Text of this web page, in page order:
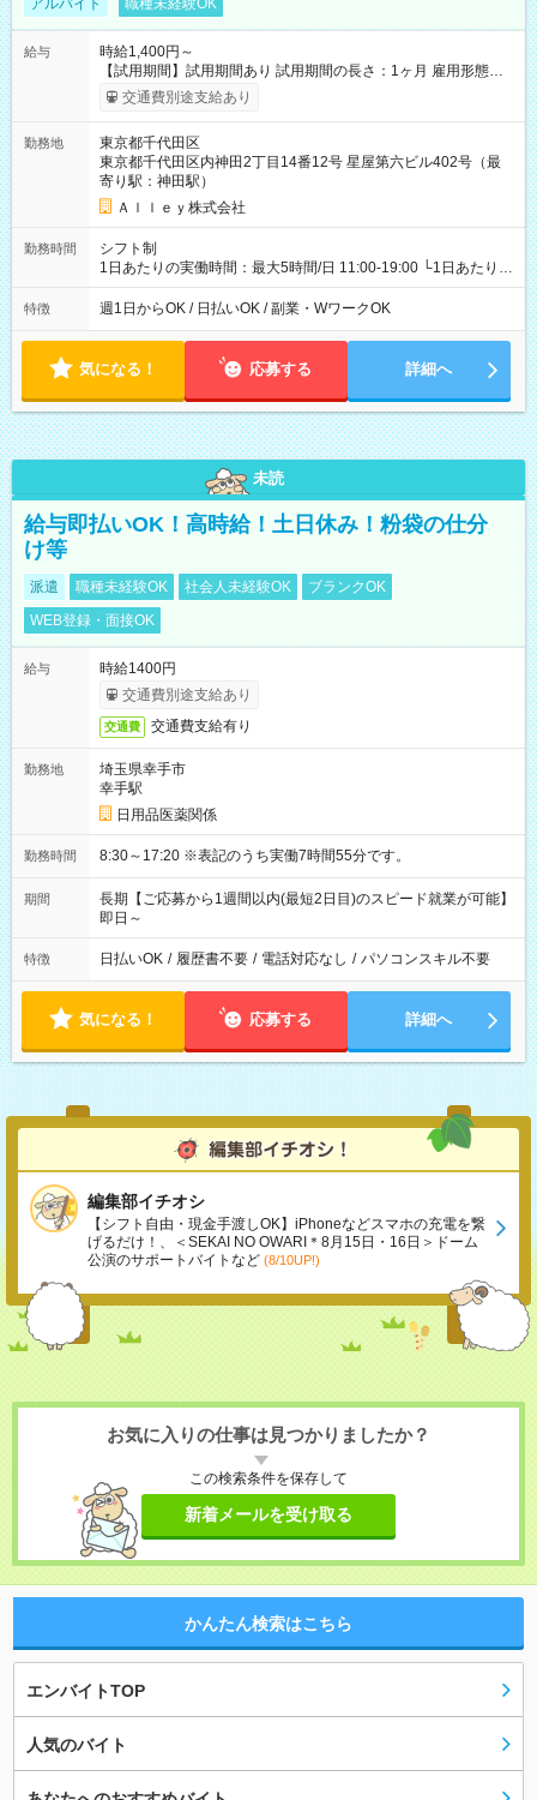
アルバイト 職種未経験OK
給与
時給1,400円～
【試用期間】試用期間あり 試用期間の長さ：1ヶ月 雇用形態、
給与は本採用時と同じです。
交通費別途支給あり
勤務地
東京都千代田区
東京都千代田区内神田2丁目14番12号 星屋第六ビル402号（最
寄り駅：神田駅）
Ａｌｌｅｙ株式会社
勤務時間
シフト制
1日あたりの実働時間：最大5時間/日 11:00-19:00 └1日あたりの
実働時間：1-5時間 └上記の時間帯内であれば、いつでも勤務可
能！ └平日・土曜日の中で、お好きな曜日でご勤務いただけま
18:00 などのように、自由な働き方が可能なお仕事です！
特徴 週1日からOK / 日払いOK / 副業・WワークOK
気になる！ 応募する 詳細へ
未読
給与即払いOK！高時給！土日休み！粉袋の仕分
け等
派遣 職種未経験OK 社会人未経験OK
ブランクOK
WEB登録・面接OK
給与
時給1400円
交通費別途支給あり
交通費 交通費支給有り
勤務地
埼玉県幸手市
幸手駅
日用品医薬関係
勤務時間 8:30～17:20 ※表記のうち実働7時間55分です。
期間
長期【ご応募から1週間以内(最短2日目)のスピード就業が可能】
即日～
特徴 日払いOK / 履歴書不要 / 電話対応なし / パソコンスキル不要
気になる！ 応募する 詳細へ
編集部イチオシ
【シフト自由・現金手渡しOK】iPhoneなどスマホの充電を繋
げるだけ！、＜SEKAI NO OWARI＊8月15日・16日＞ドーム
公演のサポートバイトなど (8/10UP!)
お気に入りの仕事は見つかりましたか？
この検索条件を保存して
新着メールを受け取る
かんたん検索はこちら
エンバイトTOP
人気のバイト